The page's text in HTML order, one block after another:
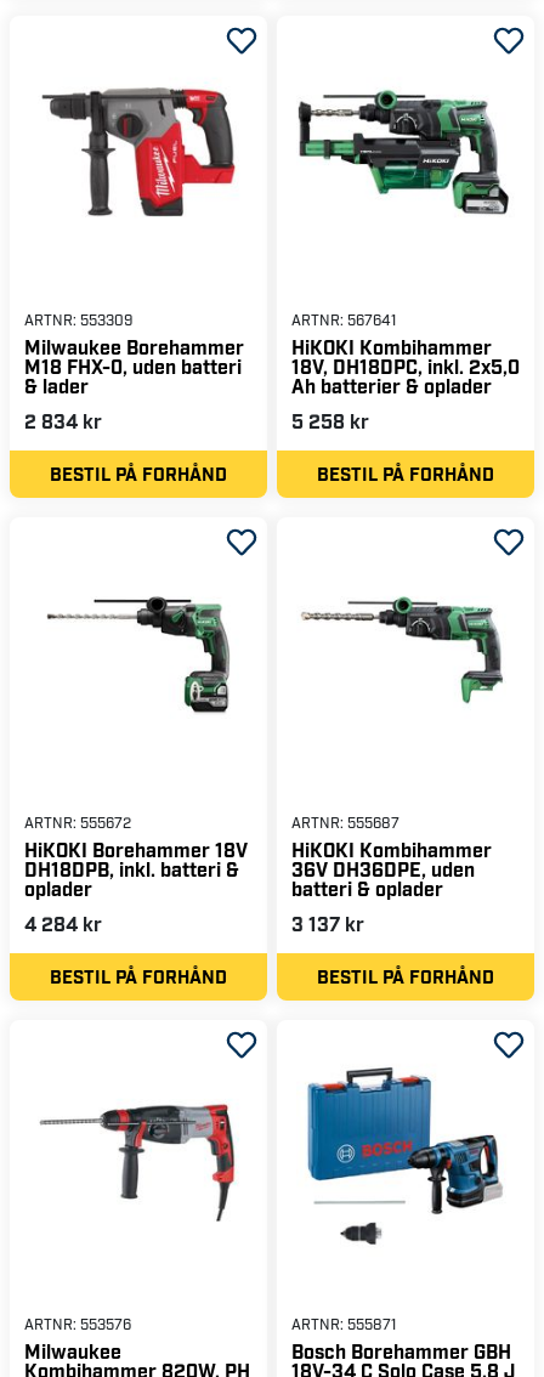
ARTNR: 553309
Milwaukee Borehammer
M18 FHX-0, uden batteri
& lader
2 834 kr
BESTIL PÅ FORHÅND
ARTNR: 567641
HiKOKI Kombihammer
18V, DH18DPC, inkl. 2x5,0
Ah batterier & oplader
5 258 kr
BESTIL PÅ FORHÅND
ARTNR: 555672
HiKOKI Borehammer 18V
DH18DPB, inkl. batteri &
oplader
4 284 kr
BESTIL PÅ FORHÅND
ARTNR: 555687
HiKOKI Kombihammer
36V DH36DPE, uden
batteri & oplader
3 137 kr
BESTIL PÅ FORHÅND
ARTNR: 553576
Milwaukee
Kombihammer 820W, PH
ARTNR: 555871
Bosch Borehammer GBH
18V-34 C Solo Case 5,8 J